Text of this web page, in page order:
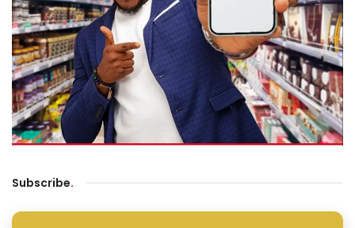
Subscribe.